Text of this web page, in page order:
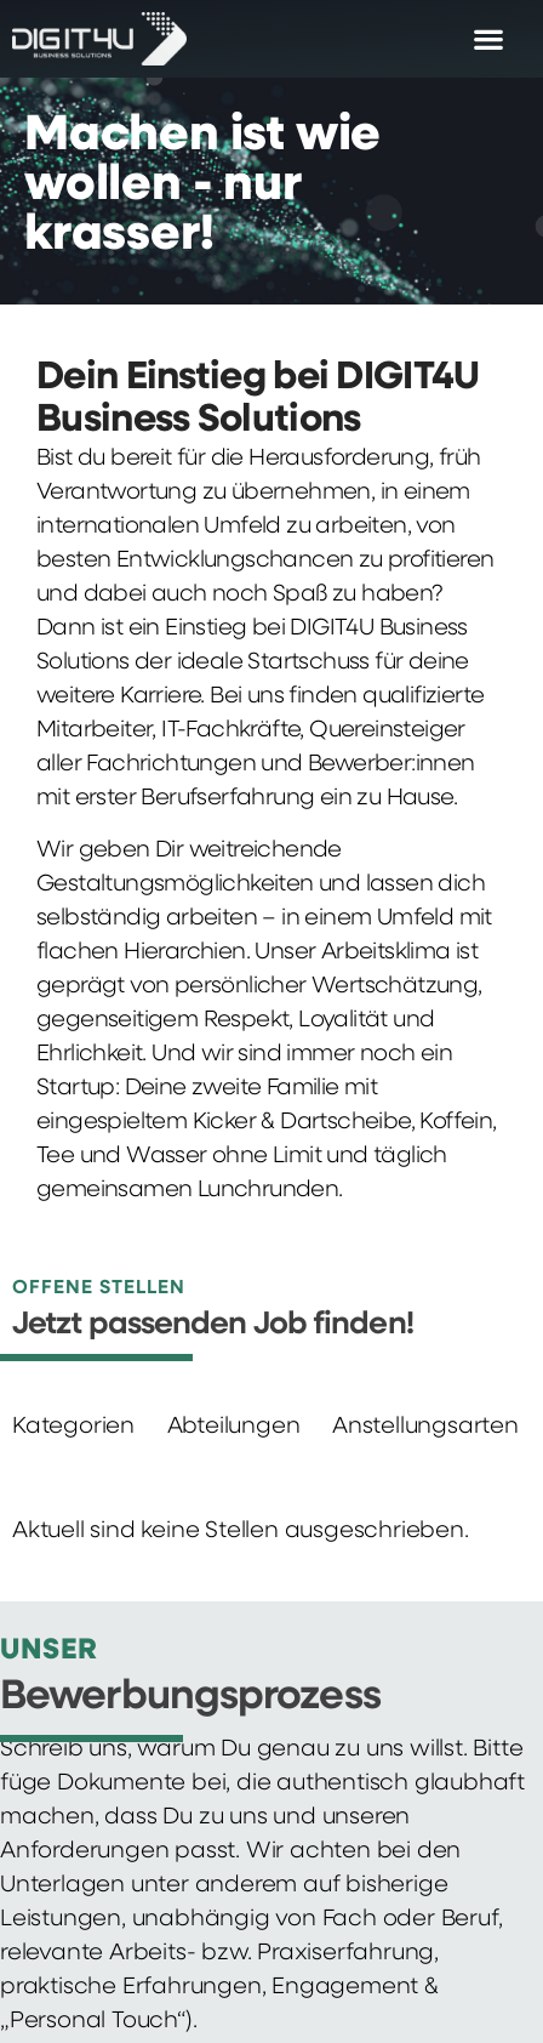
Machen ist wie
wollen - nur
krasser!
Dein Einstieg bei DIGIT4U
Business Solutions
Bist du bereit für die Herausforderung, früh
Verantwortung zu übernehmen, in einem
internationalen Umfeld zu arbeiten, von
besten Entwicklungschancen zu profitieren
und dabei auch noch Spaß zu haben?
Dann ist ein Einstieg bei DIGIT4U Business
Solutions der ideale Startschuss für deine
weitere Karriere. Bei uns finden qualifizierte
Mitarbeiter, IT-Fachkräfte, Quereinsteiger
aller Fachrichtungen und Bewerber:innen
mit erster Berufserfahrung ein zu Hause.
Wir geben Dir weitreichende
Gestaltungsmöglichkeiten und lassen dich
selbständig arbeiten – in einem Umfeld mit
flachen Hierarchien. Unser Arbeitsklima ist
geprägt von persönlicher Wertschätzung,
gegenseitigem Respekt, Loyalität und
Ehrlichkeit. Und wir sind immer noch ein
Startup: Deine zweite Familie mit
eingespieltem Kicker & Dartscheibe, Koffein,
Tee und Wasser ohne Limit und täglich
gemeinsamen Lunchrunden.
OFFENE STELLEN
Jetzt passenden Job finden!
Kategorien Abteilungen Anstellungsarten
Aktuell sind keine Stellen ausgeschrieben.
UNSER
Bewerbungsprozess
Schreib uns, warum Du genau zu uns willst. Bitte
füge Dokumente bei, die authentisch glaubhaft
machen, dass Du zu uns und unseren
Anforderungen passt. Wir achten bei den
Unterlagen unter anderem auf bisherige
Leistungen, unabhängig von Fach oder Beruf,
relevante Arbeits- bzw. Praxiserfahrung,
praktische Erfahrungen, Engagement &
„Personal Touch“).